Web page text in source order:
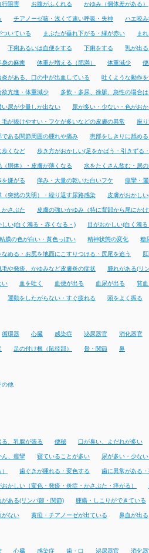
行阻害 お腹がふくれる かゆみ（個体差がある）
チアノーゼ咳・浅くて速い呼吸・失神 ハエ咬
ついている まぶたが垂れ下がる・縁が赤い ま
下痢あるいは血便をする 下痢をする 乳が出
身の麻痺 体重が増える（肥満） 体重減少
炎がある、口の中が出血している 吐くような動作
欲亢進・体重減少 多飲・多尿、徐脈、急性の場合
い尿が少量しか出ない 尿が多い・少ない・色がお
が抜けやすい・フケが多いなどの皮膚の異常 座
である関節周囲の腫れや痛み 患部をしきりに舐め
歩くなど 歩き方がおかしい(足をかばう・引きずる
胴体）・皮膚が薄くなる 水をたくさん飲む・尿
を嫌がる 痒み・大量の乾いた白いフケ 痙攣・
（突然の失明）・繰り返す尿路感染 皮膚がおかし
かさぶた 皮膚の強いかゆみ（特に背部から尾にかけ
しい(白く濁る・赤くなる・) 目がおかしい(白く濁
粘膜の色が白い・黄色っぽい 精神状態の変化 糖
なめる・お尻を地面にこすりつける・尻尾を追う
毛や発疹、かゆみなど皮膚炎の症状 腫れがある(リ
い 血を吐く 血便が出る 血尿が出る 貧
運動をしたがらない・すぐ疲れる 頭をよく振る
循環器 心臓 感染症 泌尿器官 消化器官
足の付け根（鼠径部） 骨・関節 鼻
の他
る、乳腺が張る 便秘 口が臭い、よだれが多い
ん、痙攣 寝ていることが多い 尿が多い・少な
歯ぐきが腫れる・変色する 歯に異常がある
おかしい（変色・発疹・炎症・かさぶた・痒がる）
がある(リンパ節・関節) 腫瘍・しこりができている
がない 黄疸・チアノーゼが出ている 鼻血が出る
心臓 感染症 歯・口 泌尿器官 消化器